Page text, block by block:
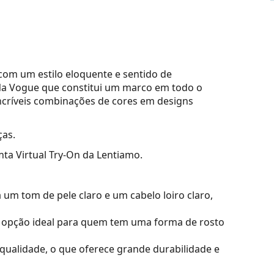
um estilo eloquente e sentido de
Vogue que constitui um marco em todo o
combinações de cores em designs
Virtual Try-On da Lentiamo.
tom de pele claro e um cabelo loiro claro,
ideal para quem tem uma forma de rosto
o que oferece grande durabilidade e